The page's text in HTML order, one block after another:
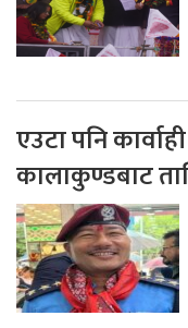
एउटा पनि
कालाकुण्डबाट